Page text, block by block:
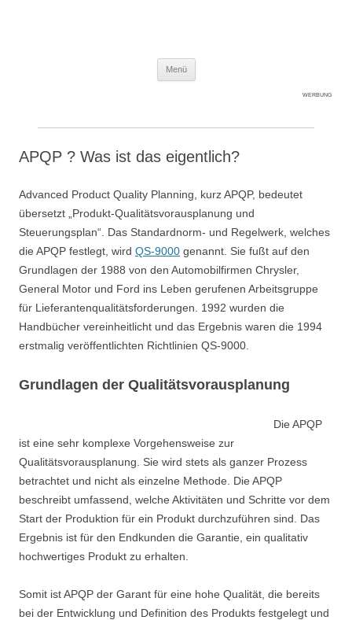
Menü
WERBUNG
APQP ? Was ist das eigentlich?
Advanced Product Quality Planning, kurz APQP, bedeutet
übersetzt „Produkt-Qualitätsvorausplanung und
Steuerungsplan“. Das Standardnorm- und Regelwerk, welches
die APQP festlegt, wird QS-9000 genannt. Sie fußt auf den
Grundlagen der 1988 von den Automobilfirmen Chrysler,
General Motor und Ford ins Leben gerufenen Arbeitsgruppe
für Lieferantenqualitätsforderungen. 1992 wurden die
Handbücher vereinheitlicht und das Ergebnis waren die 1994
erstmalig veröffentlichten Richtlinien QS-9000.
Grundlagen der Qualitätsvorausplanung
Die APQP
ist eine sehr komplexe Vorgehensweise zur
Qualitätsvorausplanung. Sie wird stets als ganzer Prozess
betrachtet und nicht als einzelne Methode. Die APQP
beschreibt umfassend, welche Aktivitäten und Schritte vor dem
Start der Produktion für ein Produkt durchzuführen sind. Das
Ergebnis ist für den Endkunden die Garantie, ein qualitativ
hochwertiges Produkt zu erhalten.
Somit ist APQP der Garant für eine hohe Qualität, die bereits
bei der Entwicklung und Definition des Produkts festgelegt und